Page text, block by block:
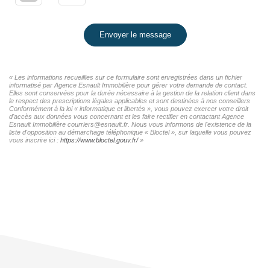
Envoyer le message
« Les informations recueillies sur ce formulaire sont enregistrées dans un fichier
informatisé par Agence Esnault Immobilière pour gérer votre demande de contact.
Elles sont conservées pour la durée nécessaire à la gestion de la relation client dans
le respect des prescriptions légales applicables et sont destinées à nos conseillers
Conformément à la loi « informatique et libertés », vous pouvez exercer votre droit
d'accès aux données vous concernant et les faire rectifier en contactant Agence
Esnault Immobilière courriers@esnault.fr. Nous vous informons de l'existence de la
liste d'opposition au démarchage téléphonique « Bloctel », sur laquelle vous pouvez
vous inscrire ici : https://www.bloctel.gouv.fr/»